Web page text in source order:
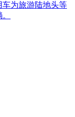
为旅游陆地头等